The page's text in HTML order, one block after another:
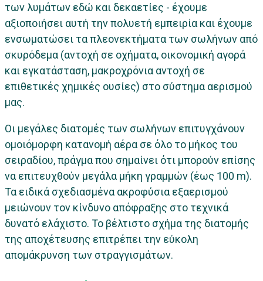
των λυμάτων εδώ και δεκαετίες - έχουμε
αξιοποιήσει αυτή την πολυετή εμπειρία και έχουμε
ενσωματώσει τα πλεονεκτήματα των σωλήνων από
σκυρόδεμα (αντοχή σε οχήματα, οικονομική αγορά
και εγκατάσταση, μακροχρόνια αντοχή σε
επιθετικές χημικές ουσίες) στο σύστημα αερισμού
μας.
Οι μεγάλες διατομές των σωλήνων επιτυγχάνουν
ομοιόμορφη κατανομή αέρα σε όλο το μήκος του
σειραδίου, πράγμα που σημαίνει ότι μπορούν επίσης
να επιτευχθούν μεγάλα μήκη γραμμών (έως 100 m).
Τα ειδικά σχεδιασμένα ακροφύσια εξαερισμού
μειώνουν τον κίνδυνο απόφραξης στο τεχνικά
δυνατό ελάχιστο. Το βέλτιστο σχήμα της διατομής
της αποχέτευσης επιτρέπει την εύκολη
απομάκρυνση των στραγγισμάτων.